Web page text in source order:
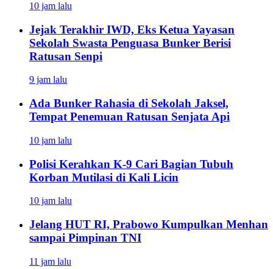
10 jam lalu
Jejak Terakhir IWD, Eks Ketua Yayasan
Sekolah Swasta Penguasa Bunker Berisi
Ratusan Senpi
9 jam lalu
Ada Bunker Rahasia di Sekolah Jaksel,
Tempat Penemuan Ratusan Senjata Api
10 jam lalu
Polisi Kerahkan K-9 Cari Bagian Tubuh
Korban Mutilasi di Kali Licin
10 jam lalu
Jelang HUT RI, Prabowo Kumpulkan Menhan
sampai Pimpinan TNI
11 jam lalu